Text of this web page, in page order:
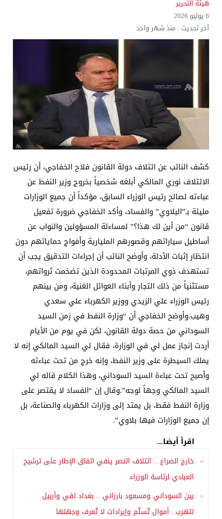
هيئة التحرير
6 يوليو 2026
آخر تحديث :منذ شهر واحد
كشف النائب عن ائتلاف دولة القانون فلاح الخفاجي، أن رئيس
الائتلاف نوري المالكي أبلغه شخصياً بخروج وزير النفط عن
عباءته لصالح رئيس الوزراء السابق، مؤكداً أن جميع الوزارات
مليئة بـ”البلاوي” والفساد، وأكد الخفاجي ضرورة تفعيل
قانون “من أين لك هذا؟” لمساءلة المسؤولين والنواب عن
أساطيل سياراتهم وقصورهم المليارية وأفواج حماياتهم دون
انتظار إثبات الأدلة، وأوضح النائب أن إجراءات التدقيق يجب أن
تستهدف ذوي المرتبات المحدودة الذين تضخمت ثرواتهم،
مستثنياً من ذلك التجار وأبناء العوائل الغنية، ومن بينهم
رئيس الوزراء علي الزيدي ووزير الكهرباء علي سعدي
وهيب.وأوضح الخفاجي أن “وزارة النفط في زمن السيد
السوداني من حصة دولة القانون، لكن في يوم من الأيام
أردت إنجاز عمل لي في الوزارة، فقال لي السيد المالكي إنه لا
يملك السيطرة على وزير النفط، وإنه خرج من تحت عباءته
وأصبح تحت عباءة السيد السوداني، وهذا الكلام قاله لي
السيد المالكي وجهاً لوجه”.وقال إن “الفساد لا يقتصر على
وزارة النفط فقط، بل يمتد إلى وزارات الكهرباء والصناعة، بل
إن جميع الوزارات فيها بلاوي”.
اقرأ أيضا...
خارج الصراع .. ائتلاف النصر ينفي اتفاق الإطار على ترشيح
العبادي لرئاسة الوزراء
بين السوداني ومسعود بارزاني .. بغداد تفي وأربيل
تتهرب.. أموال تُسلّم وإيرادات لا تُعرف وجهتها